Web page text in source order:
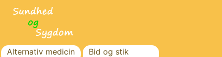
Alternativ medicin
Bid og stik